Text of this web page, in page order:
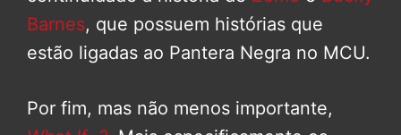
Barnes, que possuem histórias que
estão ligadas ao Pantera Negra no MCU.
Por fim, mas não menos importante,